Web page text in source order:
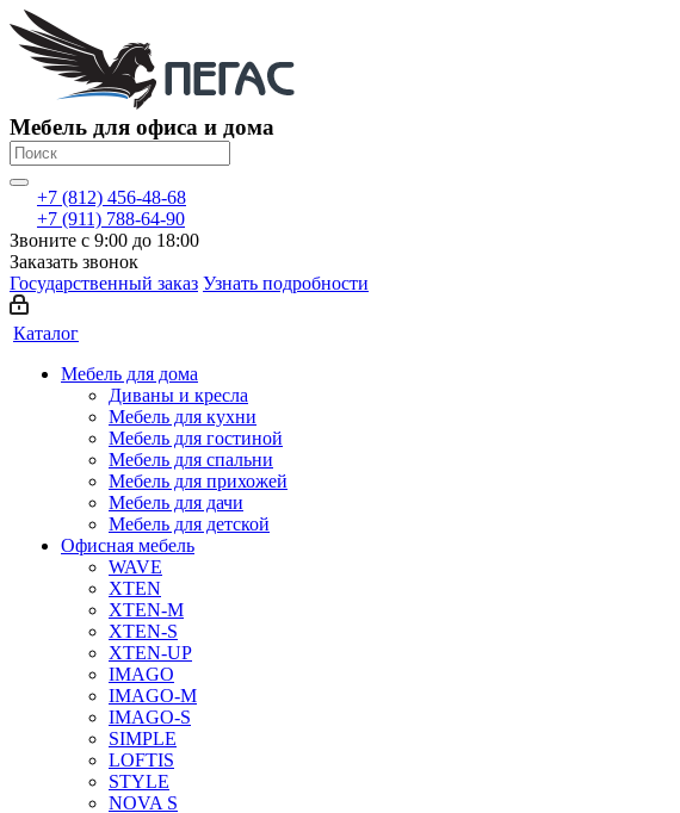
Мебель для офиса и дома
+7 (812) 456-48-68
+7 (911) 788-64-90
Звоните с 9:00 до 18:00
Заказать звонок
Государственный заказ Узнать подробности
Каталог
Мебель для дома
Диваны и кресла
Мебель для кухни
Мебель для гостиной
Мебель для спальни
Мебель для прихожей
Мебель для дачи
Мебель для детской
Офисная мебель
WAVE
XTEN
XTEN-M
XTEN-S
XTEN-UP
IMAGO
IMAGO-M
IMAGO-S
SIMPLE
LOFTIS
STYLE
NOVA S